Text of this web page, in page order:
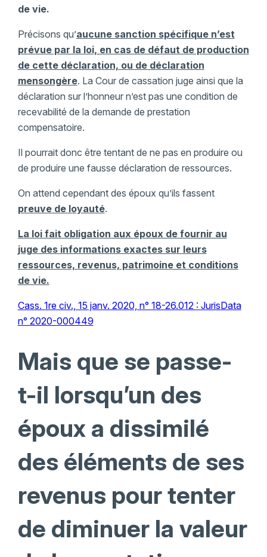
de vie.
Précisons qu’aucune sanction spécifique n’est
prévue par la loi, en cas de défaut de production
de cette déclaration, ou de déclaration
mensongère. La Cour de cassation juge ainsi que la
déclaration sur l’honneur n’est pas une condition de
recevabilité de la demande de prestation
compensatoire.
Il pourrait donc être tentant de ne pas en produire ou
de produire une fausse déclaration de ressources.
On attend cependant des époux qu’ils fassent
preuve de loyauté.
La loi fait obligation aux époux de fournir au
juge des informations exactes sur leurs
ressources, revenus, patrimoine et conditions
de vie.
Cass. 1re civ., 15 janv. 2020, n° 18-26.012 : JurisData
n° 2020-000449
Mais que se passe-
t-il lorsqu’un des
époux a dissimilé
des éléments de ses
revenus pour tenter
de diminuer la valeur